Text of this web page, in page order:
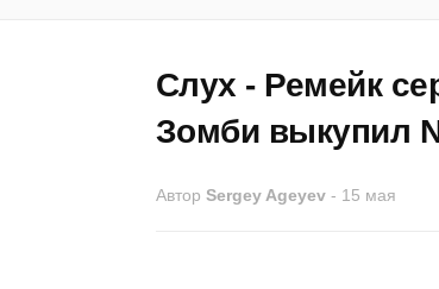
Слух - Ремейк
Зомби выкупил
Автор Sergey Ageyev - 15 мая